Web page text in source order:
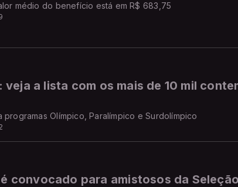
médio do benefício está em R$ 683,75
veja a lista com os mais de 10 mil
programas Olímpico, Paralímpico e Surdolímpico
convocado para amistosos da